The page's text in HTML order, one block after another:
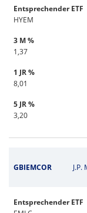
Entsprechender ETF
HYEM
3 M %
1,37
1 JR %
8,01
5 JR %
3,20
GBIEMCOR
Entsprechender ETF